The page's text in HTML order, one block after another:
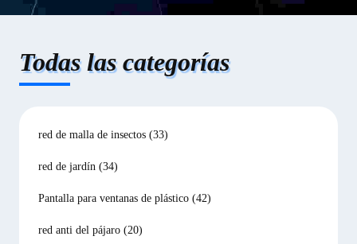
Todas las categorías
red de malla de insectos (33)
red de jardín (34)
Pantalla para ventanas de plástico (42)
red anti del pájaro (20)